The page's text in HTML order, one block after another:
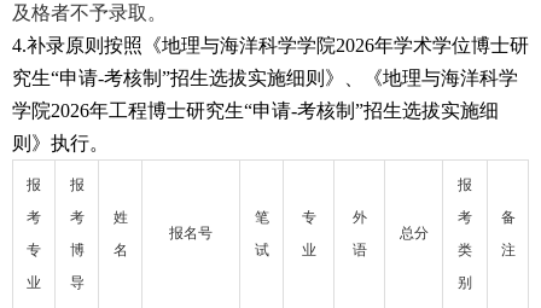
及格者不予录取。
4.补录原则按照《地理与海洋科学学院2026年学术学位博士研
究生“申请-考核制”招生选拔实施细则》、《地理与海洋科学
学院2026年工程博士研究生“申请-考核制”招生选拔实施细
则》执行。
报
考
专
业
报
考
博
导
姓
名
报名号
笔
试
专
业
外
语
总分
报
考
类
别
备
注